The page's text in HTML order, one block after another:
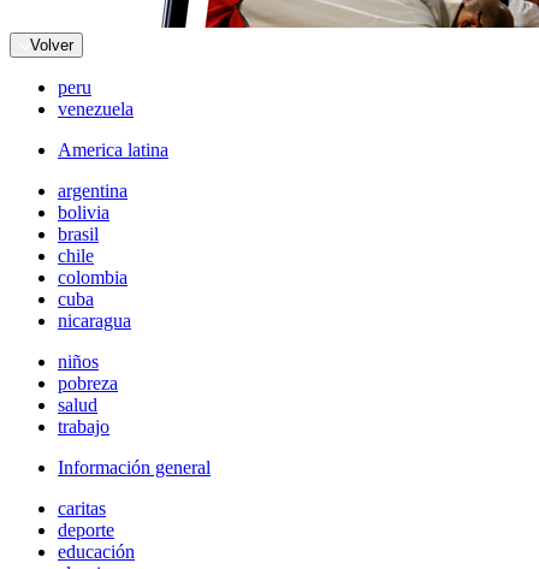
Volver
peru
venezuela
America latina
argentina
bolivia
brasil
chile
colombia
cuba
nicaragua
niños
pobreza
salud
trabajo
Información general
caritas
deporte
educación